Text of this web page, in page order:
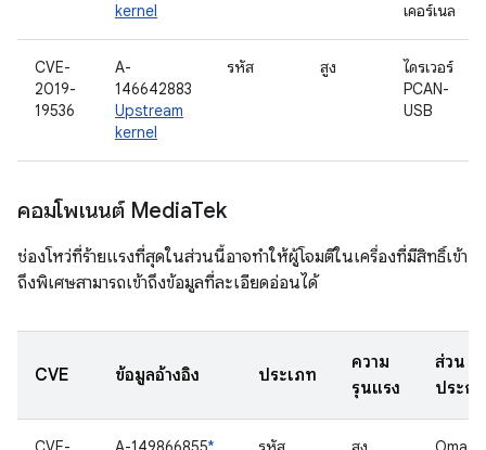
kernel
เคอร์เนล
CVE-
2019-
19536
A-
146642883
Upstream
kernel
รหัส สูง
ไดรเวอร์
PCAN-
USB
คอมโพเนนต์ MediaTek
ช่องโหว่ที่ร้ายแรงที่สุดในส่วนนี้อาจทำให้ผู้โจมตีในเครื่องที่มีสิทธิ์เข้า
ถึงพิเศษสามารถเข้าถึงข้อมูลที่ละเอียดอ่อนได้
CVE ข้อมูลอ้างอิง ประเภท
ความ
รุนแรง
ส่วน
ประก